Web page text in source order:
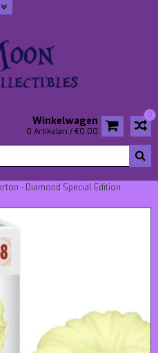
0
Winkelwagen
0 Artikelen / €0,00
- Diamond Special Edition